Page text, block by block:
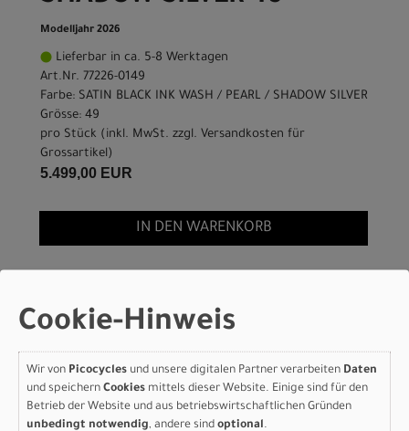
Modelljahr 2026
Lieferbar in ca. 5-8 Werktagen
Art.Nr. 77226-0149
Farbe: SATIN BLACK INK WASH / PEARL / SHADOW SILVER
Grösse: 49
pro Stück (inkl. MwSt. zzgl. Versandkosten für
Grossartikel )
5.499,00 EUR
IN DEN WARENKORB
Aethos 2 Frameset - FACT
12r Carbon SATIN BLACK
INK WASH / PEARL /
SHADOW SILVER 52
Cookie-Hinweis
Wir von Picocycles und unsere digitalen Partner verarbeiten Daten
und speichern Cookies mittels dieser Website. Einige sind für den
Betrieb der Website und aus betriebswirtschaftlichen Gründen
unbedingt notwendig, andere sind optional.